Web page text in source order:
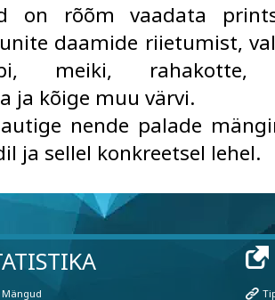
on rõõm vaadata
daamide riietumist,
meiki, rahakotte,
ja kõige muu värvi.
nende palade
ja sellel konkreetsel lehel.